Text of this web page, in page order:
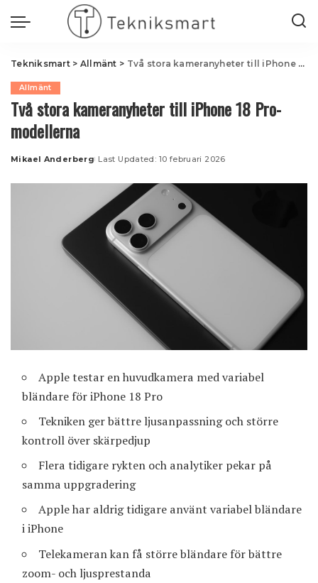
Tekniksmart> Allmänt > Två stora kameranyheter till iPhone 18 Pro-modellerna
Allmänt
Två stora kameranyheter till iPhone 18 Pro-
modellerna
Posted
Mikael Anderberg Last Updated: 10 februari 2026
Apple testar en huvudkamera med variabel
bländare för iPhone 18 Pro
Tekniken ger bättre ljusanpassning och större
kontroll över skärpedjup
Flera tidigare rykten och analytiker pekar på
samma uppgradering
Apple har aldrig tidigare använt variabel bländare
i iPhone
Telekameran kan få större bländare för bättre
zoom- och ljusprestanda